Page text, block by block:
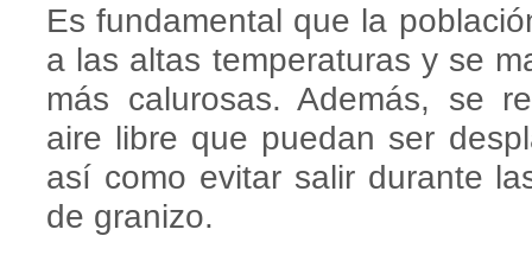
Es fundamental que la
a las altas temperaturas y se
más calurosas. Además, se
aire libre que puedan ser
así como evitar salir durante
de granizo.